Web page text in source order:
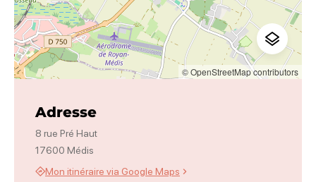
© OpenStreetMap contributors
Adresse
8 rue Pré Haut
17600 Médis
Mon itinéraire via Google Maps